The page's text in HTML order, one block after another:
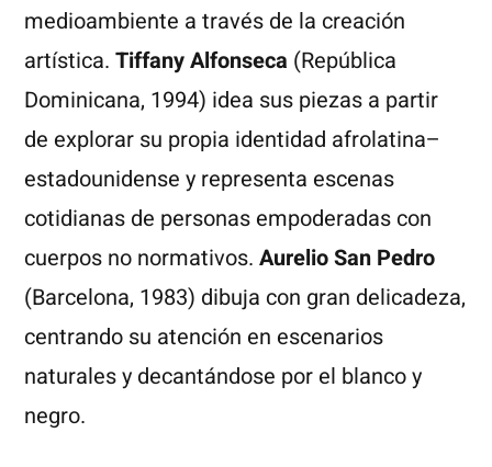
medioambiente a través de la creación
artística.Tiffany Alfonseca (República
Dominicana, 1994) idea sus piezas a partir
de explorar su propia identidad afrolatina–
estadounidense y representa escenas
cotidianas de personas empoderadas con
cuerpos no normativos.Aurelio San Pedro
(Barcelona, 1983) dibuja con gran delicadeza,
centrando su atención en escenarios
naturales y decantándose por el blanco y
negro.